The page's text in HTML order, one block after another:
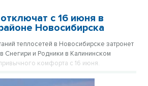
с 16 июня в
Новосибирска
теплосетей в Новосибирске затронет
Снегири и Родники в Калининском
комфорта с 16 июня.